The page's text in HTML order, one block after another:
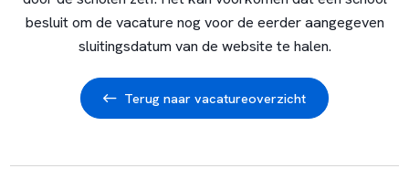
besluit om de vacature nog voor de eerder aangegeven
sluitingsdatum van de website te halen.
Terug naar vacatureoverzicht